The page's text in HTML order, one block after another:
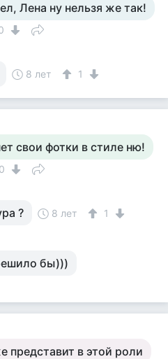
Лена ну нельзя же так!
8 лет
1
свои фотки в стиле ню!
0
? 8 лет 1
бы)))
представит в этой роли